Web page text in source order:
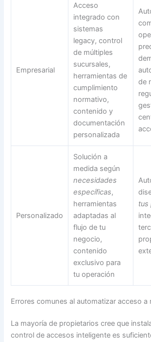
Empresarial
Acceso
integrado con
sistemas
legacy, control
de múltiples
sucursales,
herramientas de
cumplimiento
normativo,
contenido y
documentación
personalizada
de
Personalizado
Solución a
medida según
necesidades
específicas,
herramientas
adaptadas al
flujo de tu
negocio,
contenido
exclusivo para
tu operación
tus
Errores comunes al automatizar acceso a
La mayoría de propietarios cree que
control de accesos inteligente es